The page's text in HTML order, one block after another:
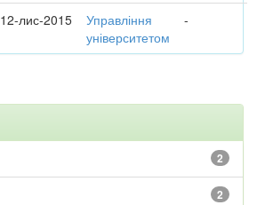
12-лис-2015
Управління
університетом
-
2
2